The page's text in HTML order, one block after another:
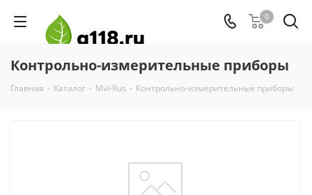
0
Контрольно-измерительные приборы
Главная - Каталог - Mvi-Rus - Контрольно-измерительные приборы